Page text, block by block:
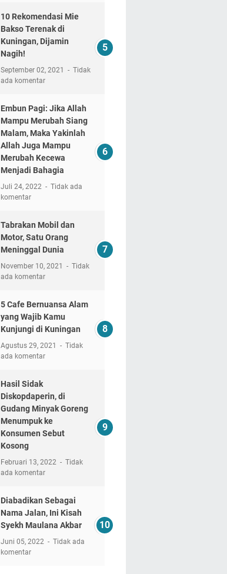
10 Rekomendasi Mie
Bakso Terenak di
Kuningan, Dijamin
Nagih!
September 02, 2021
Tidak
ada komentar
Embun Pagi: Jika Allah
Mampu Merubah Siang
Malam, Maka Yakinlah
Allah Juga Mampu
Merubah Kecewa
Menjadi Bahagia
Juli 24, 2022
Tidak ada
komentar
Tabrakan Mobil dan
Motor, Satu Orang
Meninggal Dunia
November 10, 2021
Tidak
ada komentar
5 Cafe Bernuansa Alam
yang Wajib Kamu
Kunjungi di Kuningan
Agustus 29, 2021
Tidak
ada komentar
Hasil Sidak
Diskopdaperin, di
Gudang Minyak Goreng
Menumpuk ke
Konsumen Sebut
Kosong
Februari 13, 2022
Tidak
ada komentar
Diabadikan Sebagai
Nama Jalan, Ini Kisah
Syekh Maulana Akbar
Juni 05, 2022
Tidak ada
komentar